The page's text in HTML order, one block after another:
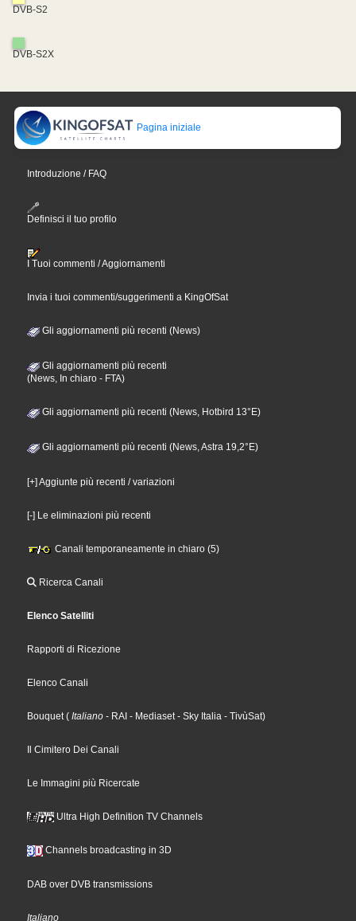
DVB-S2
DVB-S2X
Pagina iniziale
Introduzione / FAQ
Definisci il tuo profilo
I Tuoi commenti / Aggiornamenti
Invia i tuoi commenti/suggerimenti a KingOfSat
Gli aggiornamenti più recenti (News)
Gli aggiornamenti più recenti
(News, In chiaro - FTA)
Gli aggiornamenti più recenti (News, Hotbird 13°E)
Gli aggiornamenti più recenti (News, Astra 19,2°E)
[+] Aggiunte più recenti / variazioni
[-] Le eliminazioni più recenti
Canali temporaneamente in chiaro (5)
Ricerca Canali
Elenco Satelliti
Rapporti di Ricezione
Elenco Canali
Bouquet( Italiano - RAI - Mediaset- Sky Italia - TivùSat)
Il Cimitero Dei Canali
Le Immagini più Ricercate
Ultra High Definition TV Channels
Channels broadcasting in 3D
DAB over DVB transmissions
Italiano